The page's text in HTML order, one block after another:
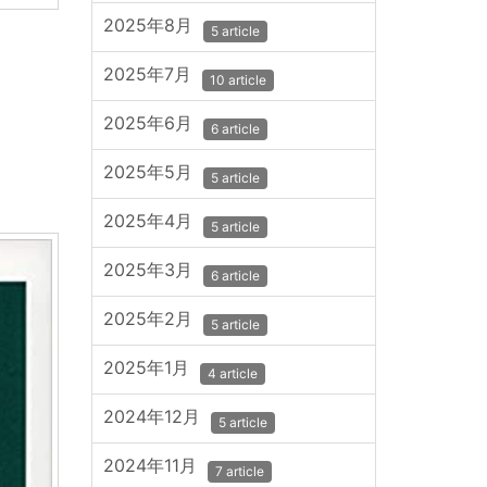
2025年8月 5 article
2025年7月 10 article
2025年6月 6 article
2025年5月 5 article
2025年4月 5 article
2025年3月 6 article
2025年2月 5 article
2025年1月 4 article
2024年12月 5 article
2024年11月 7 article